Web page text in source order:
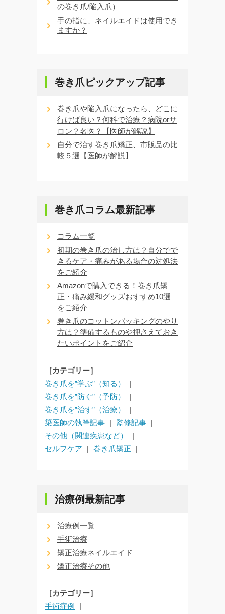
の巻き爪/陥入爪）
手の指に、ネイルエイドは使用でき
ますか？
巻き爪ピックアップ記事
巻き爪や陥入爪になったら、どこに
行けば良い？何科で治療？病院orサ
ロン？名医？【医師が解説】
自分で治す巻き爪矯正、市販品の比
較５選【医師が解説】
巻き爪コラム最新記事
コラム一覧
初期の巻き爪の治し方は？自分でで
きるケア・痛みがある場合の対処法
をご紹介
Amazonで購入できる！巻き爪矯
正・痛み緩和グッズおすすめ10選
をご紹介
巻き爪のコットンパッキングのやり
方は？準備するものや押さえておき
たいポイントをご紹介
［カテゴリー］
巻き爪を”学ぶ”（知る）
巻き爪を”防ぐ”（予防）
巻き爪を”治す”（治療）
簗医師の執筆記事
監修記事
その他（関連疾患など）
セルフケア
巻き爪矯正
治療例最新記事
治療例一覧
手術治療
矯正治療ネイルエイド
矯正治療その他
［カテゴリー］
手術症例